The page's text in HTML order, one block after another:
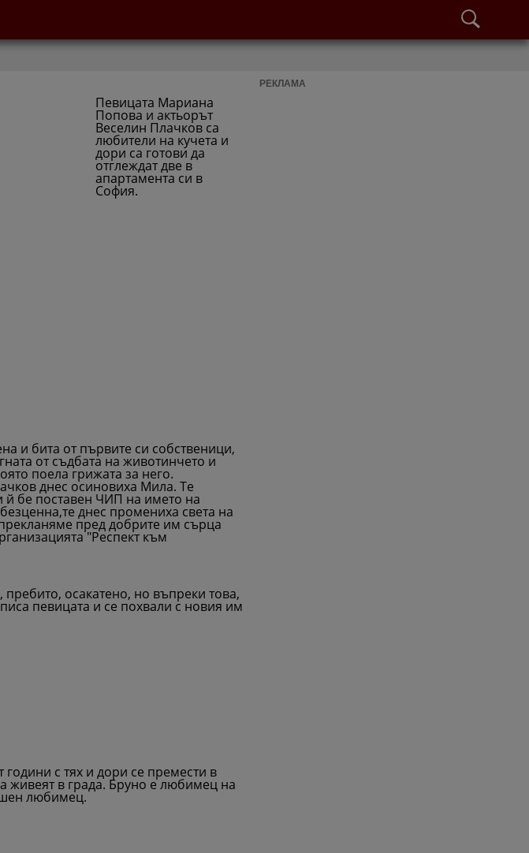
Певицата Мариана
Попова и актьорът
Веселин Плачков са
любители на кучета и
дори са готови да
отглеждат две в
апартамента си в
София.
и бита от първите си собственици,
от съдбата на животинчето и
поела грижата за него.
днес осиновиха Мила. Те
й бе поставен ЧИП на името на
днес промениха света на
пред добрите им сърца
"Респект към
осакатено, но въпреки това,
певицата и се похвали с новия им
с тях и дори се премести в
живеят в града. Бруно е любимец на
любимец.
РЕКЛАМА